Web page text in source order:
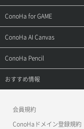
用語集
お問い合わせ
お乗り換えガイド
よくある質問
ご利用ガイド
APIドキュメントVPS2.0
APIドキュメントVPS3.0
サポートトップ
ご利用ガイド
APIドキュメントVPS2.0
APIドキュメントVPS3.0
ConoHa for GAME
サポートトップ
ご利用ガイド
ConoHa AI Canvas
サポートトップ
ご利用ガイド
ConoHa Pencil
サポートトップ
おすすめ情報
会員規約
ConoHaドメイン登録規約